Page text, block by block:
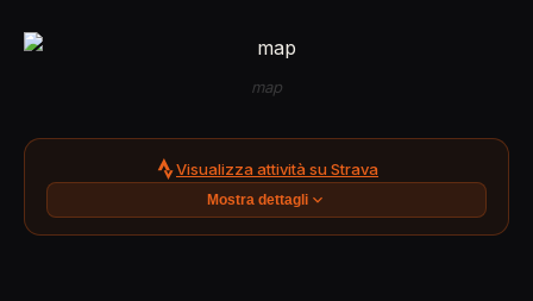
map
Visualizza attività su Strava
Mostra dettagli